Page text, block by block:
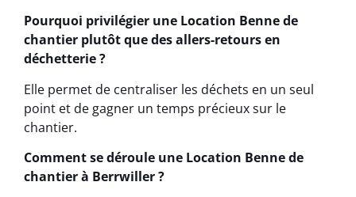
Pourquoi privilégier une Location Benne de
chantier plutôt que des allers-retours en
déchetterie ?
Elle permet de centraliser les déchets en un seul
point et de gagner un temps précieux sur le
chantier.
Comment se déroule une Location Benne de
chantier à Berrwiller ?